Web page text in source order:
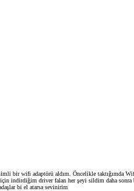
bir wifi adaptörü aldım. Öncelikle taktığımda
indirdiğim driver falan her şeyi sildim daha
bi el atarsa sevinirim